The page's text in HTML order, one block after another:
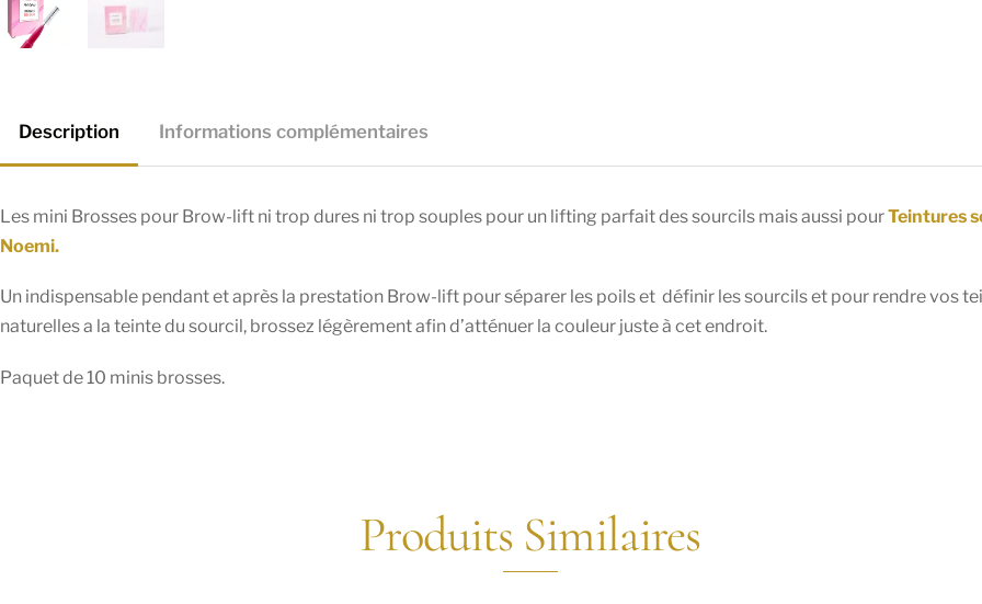
Description Informations complémentaires
Les mini Brosses pour Brow-lift ni trop dures ni trop souples pour un lifting parfait des sourcils mais aussi pourTeintures
Noemi.
Un indispensable pendant et après la prestation Brow-lift pour séparer les poils et définir les sourcils et pour rendre vos
naturelles a la teinte du sourcil, brossez légèrement afin d’atténuer la couleur juste à cet endroit.
Paquet de 10 minis brosses.
Produits Similaires